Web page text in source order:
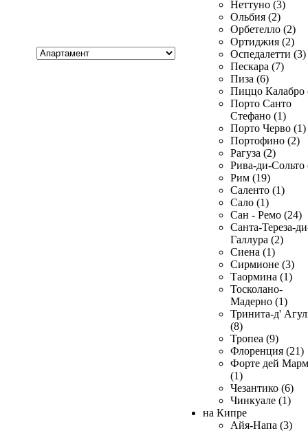
Неттуно (3)
Ольбия (2)
Орбетелло (2)
Ортиджия (2)
Оспедалетти (3)
Пескара (7)
Пиза (6)
Пиццо Калабро
Порто Санто
Стефано (1)
Порто Черво (1)
Портофино (2)
Рагуза (2)
Рива-ди-Сольто
Рим (19)
Саленто (1)
Сало (1)
Сан - Ремо (24)
Санта-Тереза-
Галлура (2)
Сиена (1)
Сирмионе (3)
Таормина (1)
Тосколано-
Мадерно (1)
Тринита-д'
(8)
Тропеа (9)
Флоренция (21)
Форте дей
(1)
Чезантико (6)
Чинкуале (1)
на Кипре
Айя-Напа (3)